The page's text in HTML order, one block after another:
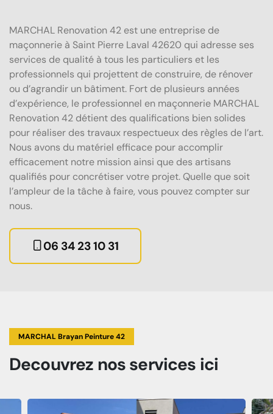
MARCHAL Renovation 42 est une entreprise de
maçonnerie à Saint Pierre Laval 42620 qui adresse ses
services de qualité à tous les particuliers et les
professionnels qui projettent de construire, de rénover
ou d’agrandir un bâtiment. Fort de plusieurs années
d’expérience, le professionnel en maçonnerie MARCHAL
Renovation 42 détient des qualifications bien solides
pour réaliser des travaux respectueux des règles de l’art.
Nous avons du matériel efficace pour accomplir
efficacement notre mission ainsi que des artisans
qualifiés pour concrétiser votre projet. Quelle que soit
l’ampleur de la tâche à faire, vous pouvez compter sur
nous.
06 34 23 10 31
MARCHAL Brayan Peinture 42
Decouvrez nos services ici